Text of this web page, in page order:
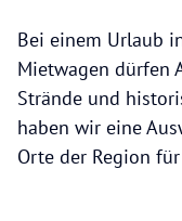
Bei einem Urlaub
Mietwagen dürfen
Strände und
haben wir eine
Orte der Region